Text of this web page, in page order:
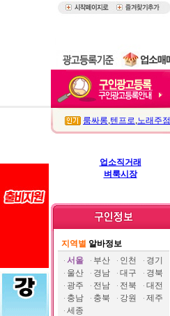
룸싸롱,텐프로,노래주점
업소직거래
벼룩시장
지역별 알바정보
서울
부산 인천
경기
울산
경남 대구
경북
광주
전남 전북
대전
충남
충북 강원
제주
세종